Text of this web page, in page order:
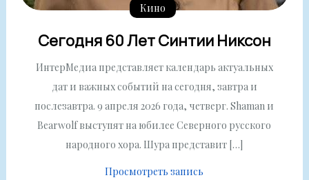
Кино
Сегодня 60 Лет Синтии Никсон
ИнтерМедиа представляет календарь актуальных
дат и важных событий на сегодня, завтра и
послезавтра. 9 апреля 2026 года, четверг. Shaman и
Bearwolf выступят на юбилее Северного русского
народного хора. Шура представит […]
Просмотреть запись